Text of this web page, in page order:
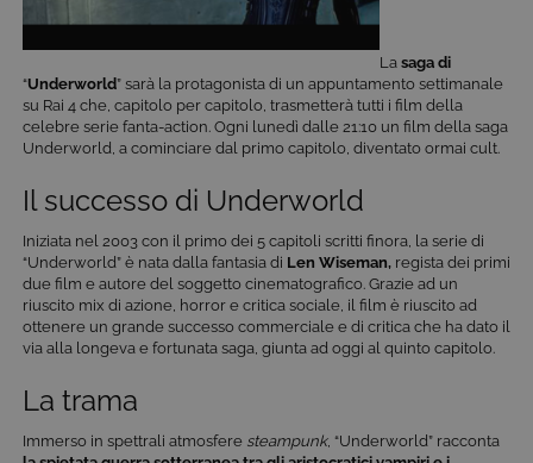
La saga di
“Underworld” sarà la protagonista di un appuntamento settimanale
su Rai 4 che, capitolo per capitolo, trasmetterà tutti i film della
celebre serie fanta-action. Ogni lunedì dalle 21:10 un film della saga
Underworld, a cominciare dal primo capitolo, diventato ormai cult.
Il successo di Underworld
Iniziata nel 2003 con il primo dei 5 capitoli scritti finora, la serie di
“Underworld” è nata dalla fantasia di Len Wiseman, regista dei primi
due film e autore del soggetto cinematografico. Grazie ad un
riuscito mix di azione, horror e critica sociale, il film è riuscito ad
ottenere un grande successo commerciale e di critica che ha dato il
via alla longeva e fortunata saga, giunta ad oggi al quinto capitolo.
La trama
Immerso in spettrali atmosfere steampunk, “Underworld” racconta